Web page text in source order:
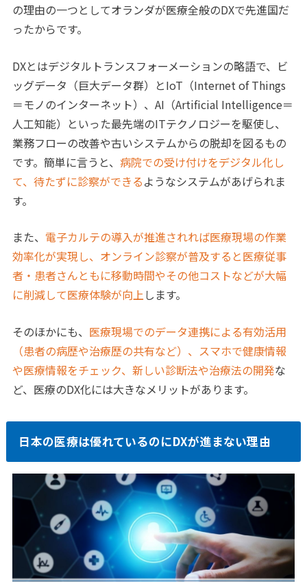
の理由の一つとしてオランダが医療全般のDXで先進国だ
ったからです。
DXとはデジタルトランスフォーメーションの略語で、ビ
ッグデータ（巨大データ群）とIoT（Internet of Things
＝モノのインターネット）、AI（Artificial Intelligence＝
人工知能）といった最先端のITテクノロジーを駆使し、
業務フローの改善や古いシステムからの脱却を図るもの
です。簡単に言うと、 病院での受け付けをデジタル化し
て、待たずに診察ができるようなシステムがあげられま
す。
また、 電子カルテの導入が推進されれば医療現場の作業
効率化が実現し、オンライン診察が普及すると医療従事
者・患者さんともに移動時間やその他コストなどが大幅
に削減して医療体験が向上 します。
そのほかにも、 医療現場でのデータ連携による有効活用
（患者の病歴や治療歴の共有など）、スマホで健康情報
や医療情報をチェック、新しい診断法や治療法の開発な
ど、医療のDX化には大きなメリットがあります。
日本の医療は優れているのにDXが進まない理由